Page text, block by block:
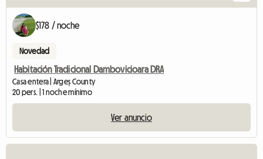
$178 / noche
Novedad
Habitación Tradicional Dambovicioara DRA
Casa entera | Argeș County
20 pers. | 1 noche mínimo
Ver anuncio